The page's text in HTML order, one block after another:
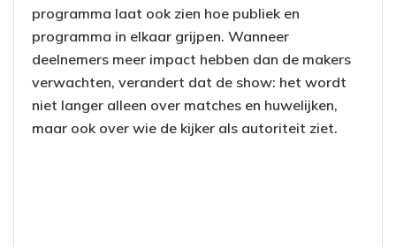
programma laat ook zien hoe publiek en
programma in elkaar grijpen. Wanneer
deelnemers meer impact hebben dan de makers
verwachten, verandert dat de show: het wordt
niet langer alleen over matches en huwelijken,
maar ook over wie de kijker als autoriteit ziet.